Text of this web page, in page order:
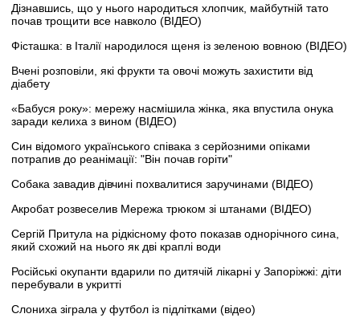
Дізнавшись, що у нього народиться хлопчик, майбутній тато
почав трощити все навколо (ВІДЕО)
Фісташка: в Італії народилося щеня із зеленою вовною (ВІДЕО)
Вчені розповіли, які фрукти та овочі можуть захистити від
діабету
«Бабуся року»: мережу насмішила жінка, яка впустила онука
заради келиха з вином (ВІДЕО)
Син відомого українського співака з серйозними опіками
потрапив до реанімації: "Він почав горіти"
Собака завадив дівчині похвалитися заручинами (ВІДЕО)
Акробат розвеселив Мережа трюком зі штанами (ВІДЕО)
Сергій Притула на рідкісному фото показав однорічного сина,
який схожий на нього як дві краплі води
Російські окупанти вдарили по дитячій лікарні у Запоріжжі: діти
перебували в укритті
Слониха зіграла у футбол із підлітками (відео)